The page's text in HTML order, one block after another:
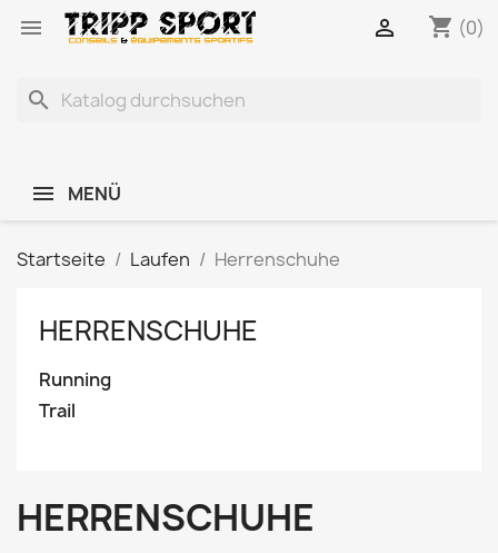
 shopping_cart (0)

search
MENÜ
Startseite Laufen Herrenschuhe
HERRENSCHUHE
Running
Trail
HERRENSCHUHE